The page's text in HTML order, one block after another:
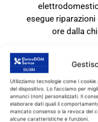
Utilizziamo tecnologie come i
del dispositivo. Lo facciamo per
annunci (non) personalizzati. Il
elaborare dati quali il
mancato consenso o la revoca del
alcune caratteristiche e funzioni.
esegue
ore dalla
RICAMBI
1
Il tecnico